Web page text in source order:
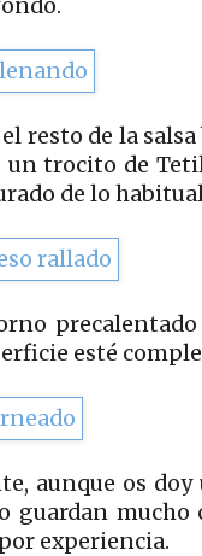
resto de la
trocito de
de lo
precalentado
esté
aunque os
guardan
experiencia.